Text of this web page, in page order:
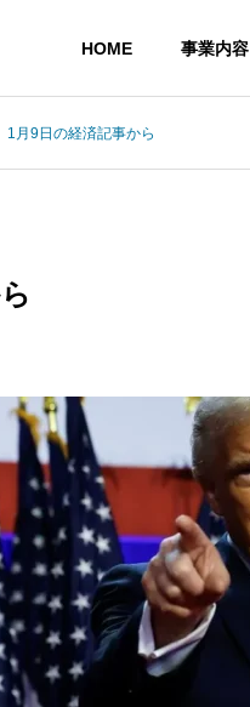
HOME 事業内容
IT Solution
システム開発
PARTNER
主要取引先
1月9日の経済記事から